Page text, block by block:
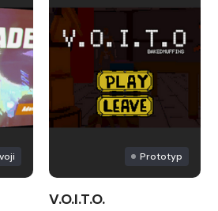
Prototyp
V.O.I.T.O.